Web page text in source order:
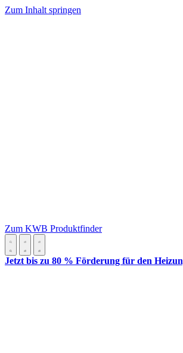
Zum Inhalt springen
Zum KWB Produktfinder
Jetzt bis zu 80 % Förderung für den